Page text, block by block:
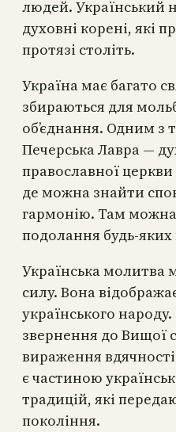
людей. Український
духовні корені, які
протязі століть.
Україна має багато
збираються для
об’єднання. Одним з
Печерська Лавра —
православної церкви
де можна знайти
гармонію. Там
подолання будь-
Українська молитва
силу. Вона
українського
звернення до Вищої
вираження
є частиною
традицій, які
покоління.